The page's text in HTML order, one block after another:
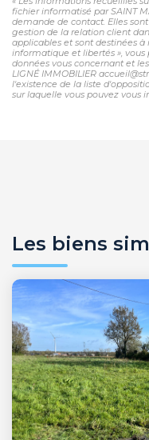
fichier informatisé par SAINT
demande de contact. Elles
gestion de la relation client
applicables et sont destinées
informatique et libertés »,
données vous concernant et
LIGNÉ IMMOBILIER
l'existence de la liste
sur laquelle vous pouvez vous
Les biens